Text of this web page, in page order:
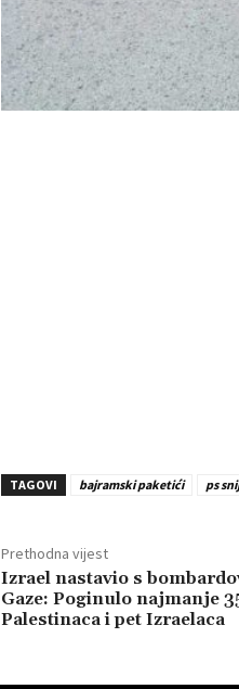
TAGOVI bajramski paketići ps
Prethodna vijest
Izrael nastavio s
Gaze: Poginulo najmanje
Palestinaca i pet Izraelaca